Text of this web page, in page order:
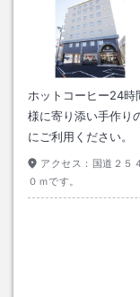
ホットコーヒー24時
様に寄り添い手作り
にご利用ください。
アクセス： 国道２５
０ｍです。